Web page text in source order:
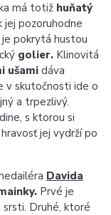
má totiž huňatý
jej pozoruhodne
pokrytá hustou
golier. Klinovitá
ušami dáva
v skutočnosti ide o
a trpezlivý.
s ktorou si
jej vydrží po
Davida
Prvé je
Druhé, ktoré